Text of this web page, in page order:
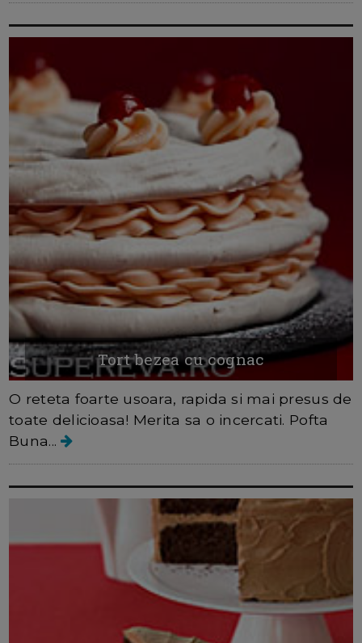
Tort bezea cu cognac
O reteta foarte usoara, rapida si mai presus de
toate delicioasa! Merita sa o incercati. Pofta
Buna...